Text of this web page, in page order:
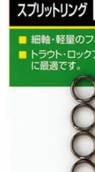
４．使用「AFTEE先享
時審查核予不同之上限
請求用戶進行身份認證。
５．嚴禁一人註冊多個
恩沛科技股份有限公司